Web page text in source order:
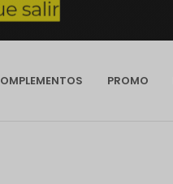
PROMO